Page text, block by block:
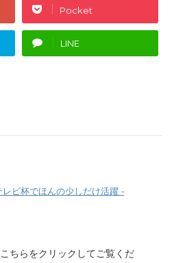
Pocket
LINE
ビ杯でほんの少しだけ活躍 -
ちらをクリックしてご覧くだ